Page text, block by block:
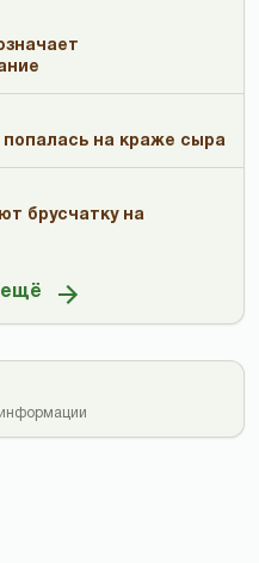
попалась на краже сыра
брусчатку на
ещё